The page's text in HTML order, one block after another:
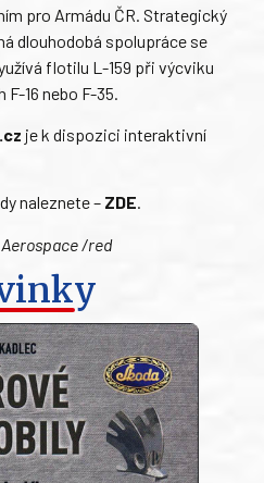
pro Armádu ČR. Strategický
dlouhodobá spolupráce se
flotilu L-159 při výcviku
16 nebo F-35.
je k dispozici interaktivní
naleznete – ZDE.
/red